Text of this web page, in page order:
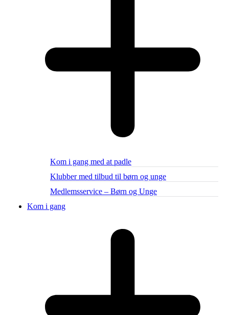
Kom i gang med at padle
Klubber med tilbud til børn og unge
Medlemsservice – Børn og Unge
Kom i gang